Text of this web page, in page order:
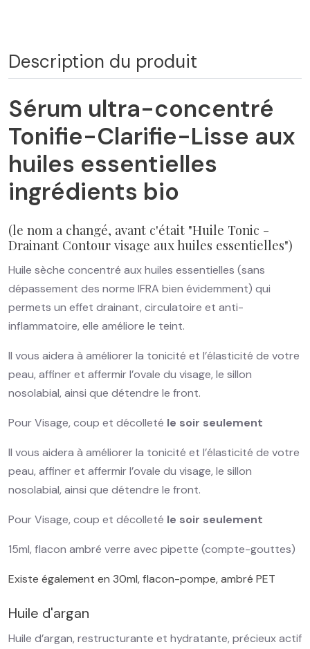
Description du produit
Sérum ultra-concentré
Tonifie-Clarifie-Lisse aux
huiles essentielles
ingrédients bio
(le nom a changé, avant c'était "Huile Tonic -
Drainant Contour visage aux huiles essentielles")
Huile sèche concentré aux huiles essentielles (sans
dépassement des norme IFRA bien évidemment) qui
permets un effet drainant, circulatoire et anti-
inflammatoire, elle améliore le teint.
Il vous aidera à améliorer la tonicité et l’élasticité de votre
peau, affiner et affermir l’ovale du visage, le sillon
nosolabial, ainsi que détendre le front.
Pour Visage, coup et décolleté le soir seulement
Il vous aidera à améliorer la tonicité et l’élasticité de votre
peau, affiner et affermir l’ovale du visage, le sillon
nosolabial, ainsi que détendre le front.
Pour Visage, coup et décolleté le soir seulement
15ml, flacon ambré verre avec pipette (compte-gouttes)
Existe également en 30ml, flacon-pompe, ambré PET
Huile d'argan
Huile d’argan, restructurante et hydratante, précieux actif